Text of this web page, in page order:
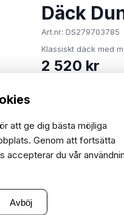
Däck
Art.nr: DS279703785
Klassiskt däck med
2 520 kr
att ge dig bästa möjliga
Genom att fortsätta
accepterar du vår
Avböj